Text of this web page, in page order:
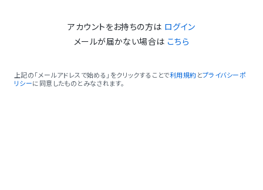
アカウントをお持ちの方は ログイン
メールが届かない場合は こちら
上記の「メールアドレスで始める」をクリックすることで利用規約 とプライバシーポ
リシーに同意したものとみなされます。